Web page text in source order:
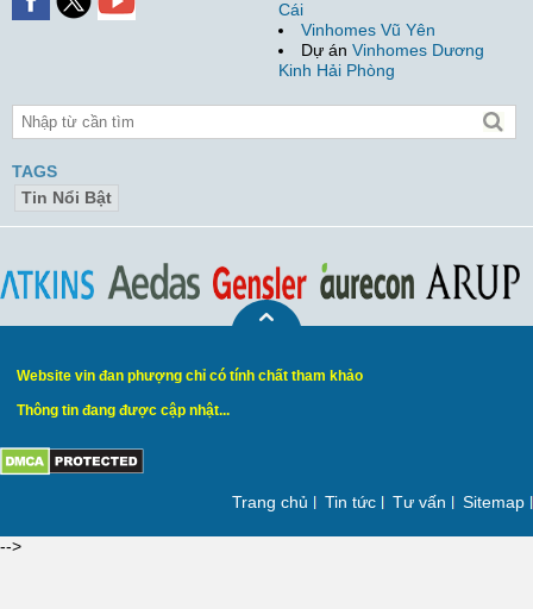
Cái
Vinhomes Vũ Yên
Dự án Vinhomes Dương
Kinh Hải Phòng
TAGS
Tin Nổi Bật
Website vin đan phượng chỉ có tính chất tham khảo
Thông tin đang được cập nhật...
Trang chủ Tin tức Tư vấn Sitemap
-->